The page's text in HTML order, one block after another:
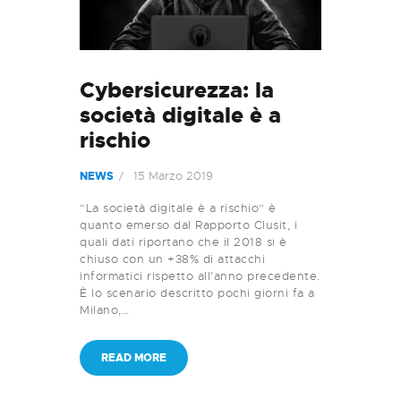
Cybersicurezza: la
società digitale è a
rischio
NEWS 15 Marzo 2019
“La società digitale è a rischio” è
quanto emerso dal Rapporto Clusit, i
quali dati riportano che il 2018 si è
chiuso con un +38% di attacchi
informatici rispetto all’anno precedente.
È lo scenario descritto pochi giorni fa a
Milano,…
READ MORE